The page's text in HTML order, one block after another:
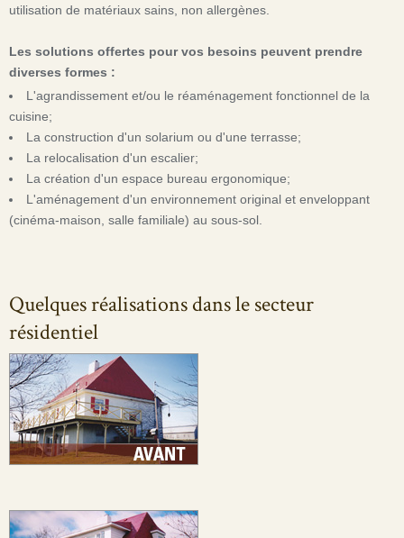
utilisation de matériaux sains, non allergènes.
Les solutions offertes pour vos besoins peuvent prendre
diverses formes :
L'agrandissement et/ou le réaménagement fonctionnel de la
cuisine;
La construction d'un solarium ou d'une terrasse;
La relocalisation d'un escalier;
La création d'un espace bureau ergonomique;
L'aménagement d'un environnement original et enveloppant
(cinéma-maison, salle familiale) au sous-sol.
Quelques réalisations dans le secteur
résidentiel